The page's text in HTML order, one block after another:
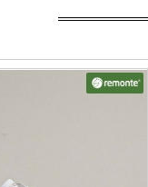
бяли сникърси със